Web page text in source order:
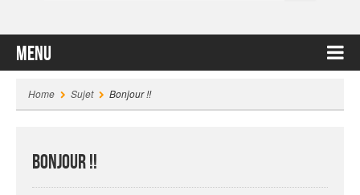
Menu
Home
Sujet Bonjour !!
Bonjour !!